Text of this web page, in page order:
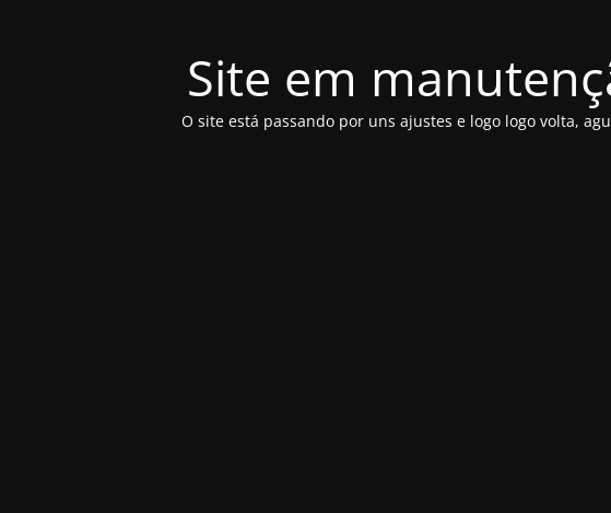
Site em
O site está passando por uns ajustes e logo logo volta,